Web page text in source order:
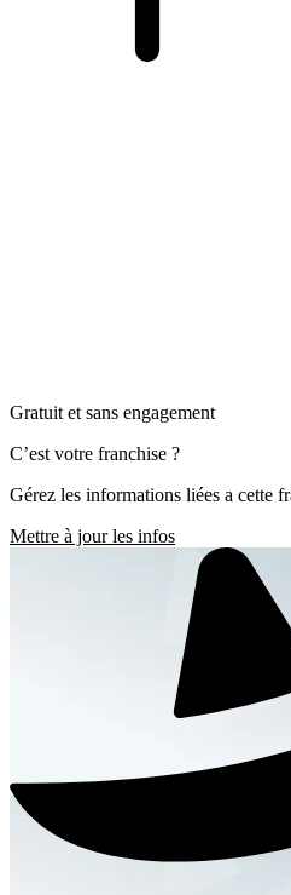
Gratuit et sans engagement
C’est votre franchise ?
Gérez les informations liées a cette
Mettre à jour les infos